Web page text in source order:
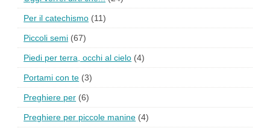
Per il catechismo (11)
Piccoli semi (67)
Piedi per terra, occhi al cielo (4)
Portami con te (3)
Preghiere per (6)
Preghiere per piccole manine (4)